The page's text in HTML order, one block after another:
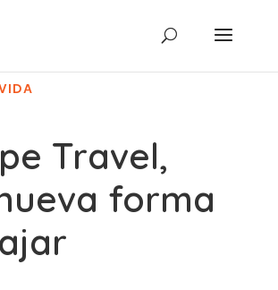
Travel,
forma